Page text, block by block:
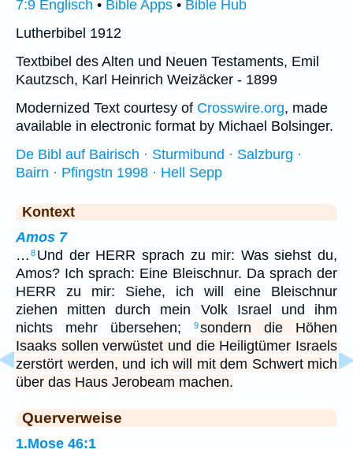
7:9 Englisch • Bible Apps • Bible Hub
Lutherbibel 1912
Textbibel des Alten und Neuen Testaments, Emil
Kautzsch, Karl Heinrich Weizäcker - 1899
Modernized Text courtesy of Crosswire.org, made
available in electronic format by Michael Bolsinger.
De Bibl auf Bairisch · Sturmibund · Salzburg ·
Bairn · Pfingstn 1998 · Hell Sepp
Kontext
Amos 7
… 8 Und der HERR sprach zu mir: Was siehst du,
Amos? Ich sprach: Eine Bleischnur. Da sprach der
HERR zu mir: Siehe, ich will eine Bleischnur
ziehen mitten durch mein Volk Israel und ihm
nichts mehr übersehen;
9 sondern die Höhen
Isaaks sollen verwüstet und die Heiligtümer Israels
zerstört werden, und ich will mit dem Schwert mich
über das Haus Jerobeam machen.
Querverweise
1.Mose 46:1